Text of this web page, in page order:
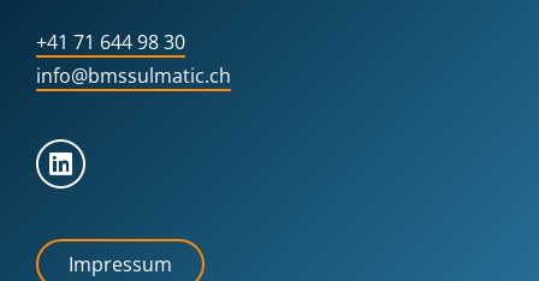
+41 71 644 98 30
info@bmssulmatic.ch
Impressum